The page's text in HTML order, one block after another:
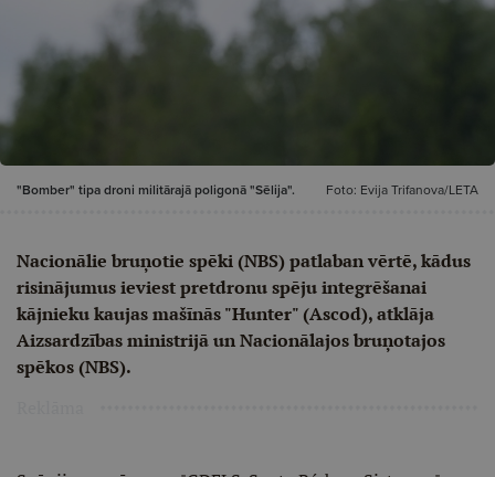
"Bomber" tipa droni militārajā poligonā "Sēlija". Foto: Evija Trifanova/LETA
Nacionālie bruņotie spēki (NBS) patlaban vērtē, kādus
risinājumus ieviest pretdronu spēju integrēšanai
kājnieku kaujas mašīnās "Hunter" (Ascod), atklāja
Aizsardzības ministrijā un Nacionālajos bruņotajos
spēkos (NBS).